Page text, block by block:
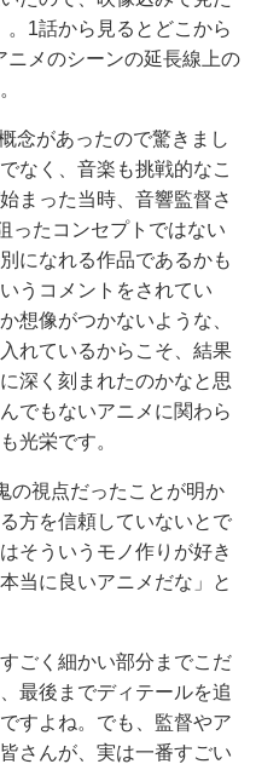
1話から見るとどこから
ニメのシーンの延長線上の
念があったので驚きまし
なく、音楽も挑戦的なこ
まった当時、音響監督さ
ったコンセプトではない
になれる作品であるかも
うコメントをされてい
想像がつかないような、
れているからこそ、結果
深く刻まれたのかなと思
でもないアニメに関わら
光栄です。
の視点だったことが明か
方を信頼していないとで
そういうモノ作りが好き
当に良いアニメだな」と
ごく細かい部分までこだ
最後までディテールを追
すよね。でも、監督やア
さんが、実は一番すごい